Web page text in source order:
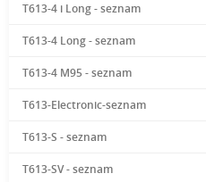
T613-4 i Long - seznam
T613-4 Long - seznam
T613-4 M95 - seznam
T613-Electronic-seznam
T613-S - seznam
T613-SV - seznam